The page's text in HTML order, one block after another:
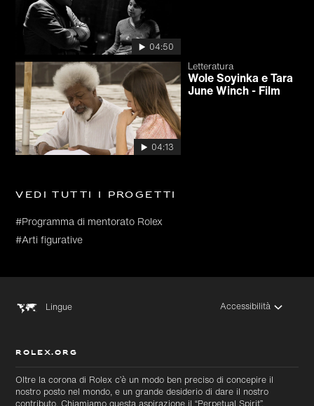
04:50
04:13
Letteratura
Wole Soyinka e Tara
June Winch - Film
Vedi tutti i progetti
#Programma di mentorato Rolex
#Arti figurative
Lingue Accessibilità
ROLEX.ORG
Oltre la corona di Rolex c’è un modo ben preciso di concepire il
nostro posto nel mondo, e un grande desiderio di dare il nostro
contributo. Chiamiamo questa aspirazione il “Perpetual Spirit”.